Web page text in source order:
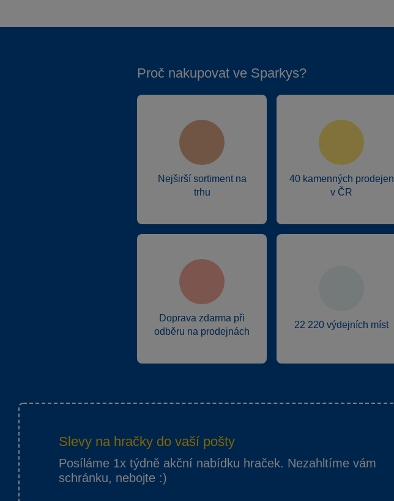
Proč nakupovat ve Sparkys?
Nejširší sortiment na
trhu
40 kamenných prodejen
v ČR
Doprava zdarma při
odběru na prodejnách
22 220 výdejních míst
Slevy na hračky do vaší pošty
Posíláme 1x týdně akční nabídku hraček. Nezahltíme vám
schránku, nebojte :)